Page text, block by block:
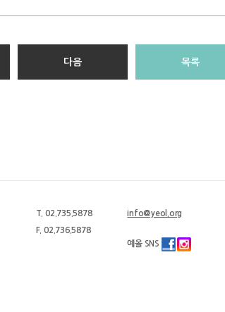
다음 목록
T. 02.735.5878
F. 02.736.5878
info@yeol.org
예올 SNS